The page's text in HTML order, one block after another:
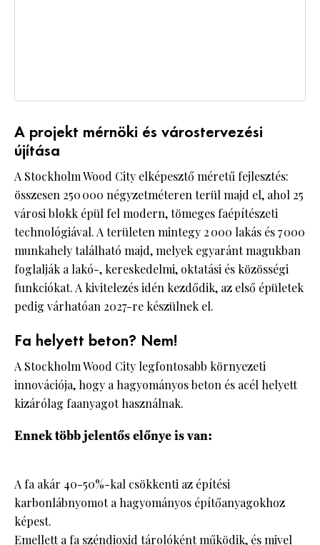
A projekt mérnöki és várostervezési
újítása
A Stockholm Wood City elképesztő méretű fejlesztés:
összesen 250 000 négyzetméteren terül majd el, ahol 25
városi blokk épül fel modern, tömeges faépítészeti
technológiával. A területen mintegy 2 000 lakás és 7 000
munkahely található majd, melyek egyaránt magukban
foglalják a lakó-, kereskedelmi, oktatási és közösségi
funkciókat. A kivitelezés idén kezdődik, az első épületek
pedig várhatóan 2027-re készülnek el.
Fa helyett beton? Nem!
A Stockholm Wood City legfontosabb környezeti
innovációja, hogy a hagyományos beton és acél helyett
kizárólag faanyagot használnak.
Ennek több jelentős előnye is van:
A fa akár 40-50%-kal csökkenti az építési
karbonlábnyomot a hagyományos építőanyagokhoz
képest.
Emellett a fa széndioxid tárolóként működik, és mivel